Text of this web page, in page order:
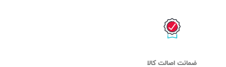
ضمانت اصالت کالا